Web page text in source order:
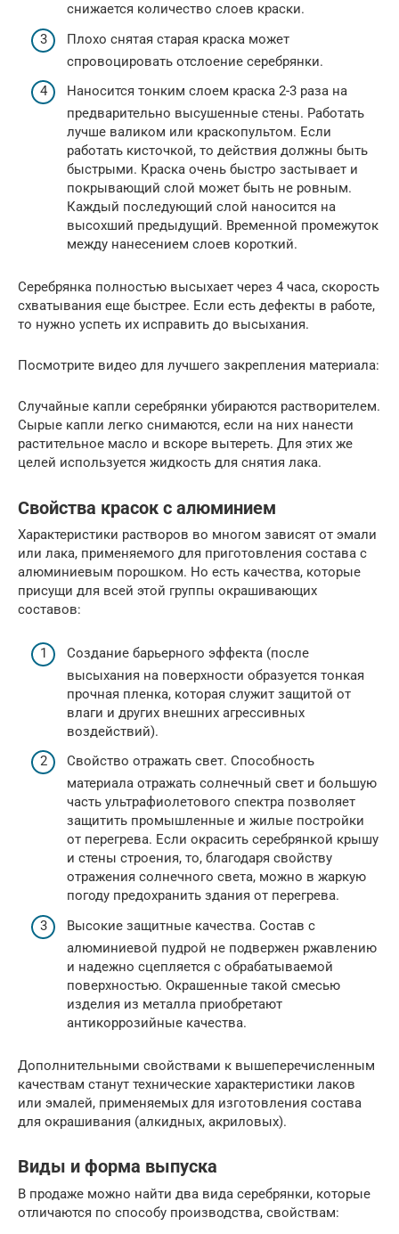
снижается количество слоев краски.
Плохо снятая старая краска может
спровоцировать отслоение серебрянки.
Наносится тонким слоем краска 2-3 раза на
предварительно высушенные стены. Работать
лучше валиком или краскопультом. Если
работать кисточкой, то действия должны быть
быстрыми. Краска очень быстро застывает и
покрывающий слой может быть не ровным.
Каждый последующий слой наносится на
высохший предыдущий. Временной промежуток
между нанесением слоев короткий.
Серебрянка полностью высыхает через 4 часа, скорость
схватывания еще быстрее. Если есть дефекты в работе,
то нужно успеть их исправить до высыхания.
Посмотрите видео для лучшего закрепления материала:
Случайные капли серебрянки убираются растворителем.
Сырые капли легко снимаются, если на них нанести
растительное масло и вскоре вытереть. Для этих же
целей используется жидкость для снятия лака.
Свойства красок с алюминием
Характеристики растворов во многом зависят от эмали
или лака, применяемого для приготовления состава с
алюминиевым порошком. Но есть качества, которые
присущи для всей этой группы окрашивающих
составов:
Создание барьерного эффекта (после
высыхания на поверхности образуется тонкая
прочная пленка, которая служит защитой от
влаги и других внешних агрессивных
воздействий).
Свойство отражать свет. Способность
материала отражать солнечный свет и большую
часть ультрафиолетового спектра позволяет
защитить промышленные и жилые постройки
от перегрева. Если окрасить серебрянкой крышу
и стены строения, то, благодаря свойству
отражения солнечного света, можно в жаркую
погоду предохранить здания от перегрева.
Высокие защитные качества. Состав с
алюминиевой пудрой не подвержен ржавлению
и надежно сцепляется с обрабатываемой
поверхностью. Окрашенные такой смесью
изделия из металла приобретают
антикоррозийные качества.
Дополнительными свойствами к вышеперечисленным
качествам станут технические характеристики лаков
или эмалей, применяемых для изготовления состава
для окрашивания (алкидных, акриловых).
Виды и форма выпуска
В продаже можно найти два вида серебрянки, которые
отличаются по способу производства, свойствам: